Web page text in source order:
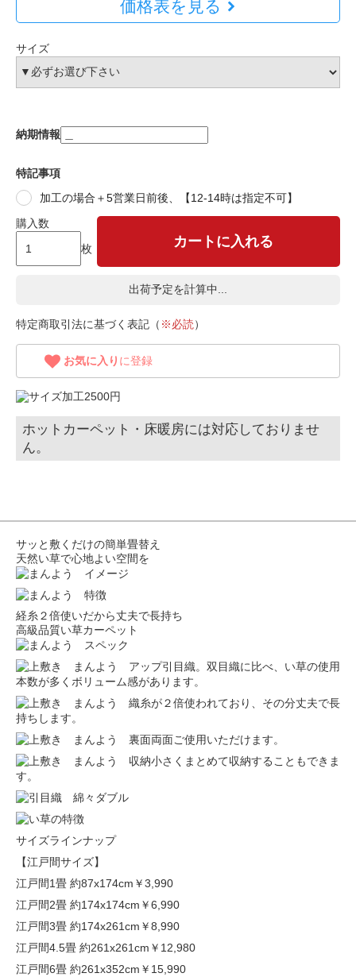
価格表を見る
サイズ
納期情報
特記事項
加工の場合＋5営業日前後、【12-14時は指定不可】
購入数
枚
カートに入れる
出荷予定を計算中...
特定商取引法に基づく表記（ ※必読）
お気に入り に登録
ホットカーペット・床暖房には対応しておりませ
ん。
サッと敷くだけの簡単畳替え
天然い草で心地よい空間を
経糸２倍使いだから丈夫で長持ち
高級品質い草カーペット
引目織。双目織に比べ、い草の使用
本数が多くボリューム感があります。
糸が２倍使われており、その分丈夫で長
持ちします。
両面ご使用いただけます。
小さくまとめて収納することもできま
す。
サイズラインナップ
【江戸間サイズ】
江戸間1畳 約87x174cm ￥3,990
江戸間2畳 約174x174cm ￥6,990
江戸間3畳 約174x261cm ￥8,990
江戸間4.5畳 約261x261cm ￥12,980
江戸間6畳 約261x352cm ￥15,990